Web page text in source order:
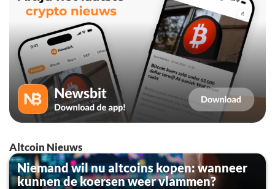
Altcoin Nieuws
Niemand wil nu altcoins kopen: wanneer
kunnen de koersen weer vlammen?